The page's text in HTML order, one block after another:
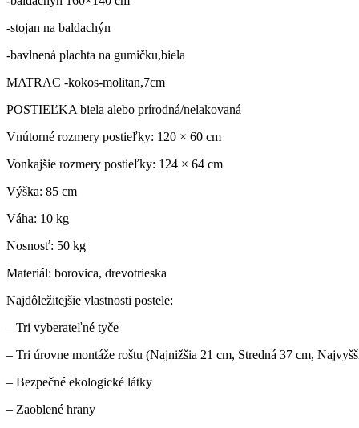
-stojan na baldachýn
-bavlnená plachta na gumičku,biela
MATRAC -kokos-molitan,7cm
POSTIEĽKA biela alebo prírodná/nelakovaná
Vnútorné rozmery postieľky: 120 × 60 cm
Vonkajšie rozmery postieľky: 124 × 64 cm
Výška: 85 cm
Váha: 10 kg
Nosnosť: 50 kg
Materiál: borovica, drevotrieska
Najdôležitejšie vlastnosti postele:
– Tri vyberateľné tyče
– Tri úrovne montáže roštu (Najnižšia 21 cm, Stredná 37 cm,
– Bezpečné ekologické látky
– Zaoblené hrany